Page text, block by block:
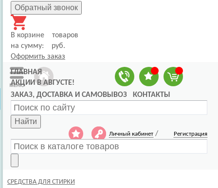
Обратный звонок
В корзине
товаров
на сумму:
руб.
Оформить заказ
ГЛАВНАЯ
АКЦИИ В АВГУСТЕ!
ЗАКАЗ, ДОСТАВКА И САМОВЫВОЗ
КОНТАКТЫ
Найти
Личный кабинет / Регистрация
СРЕДСТВА ДЛЯ СТИРКИ